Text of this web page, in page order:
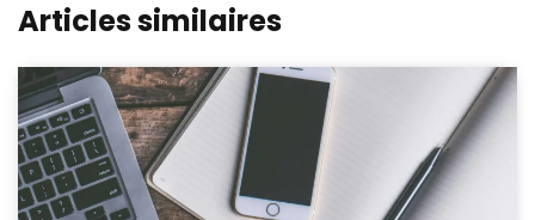
Articles similaires